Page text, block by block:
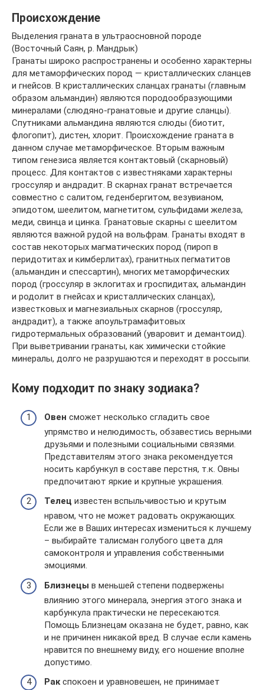
Происхождение
Выделения граната в ультраосновной породе
(Восточный Саян, р. Мандрык)
Гранаты широко распространены и особенно характерны
для метаморфических пород — кристаллических сланцев
и гнейсов. В кристаллических сланцах гранаты (главным
образом альмандин) являются породообразующими
минералами (слюдяно-гранатовые и другие сланцы).
Спутниками альмандина являются слюды (биотит,
флогопит), дистен, хлорит. Происхождение граната в
данном случае метаморфическое. Вторым важным
типом генезиса является контактовый (скарновый)
процесс. Для контактов с известняками характерны
гроссуляр и андрадит. В скарнах гранат встречается
совместно с салитом, геденбергитом, везувианом,
эпидотом, шеелитом, магнетитом, сульфидами железа,
меди, свинца и цинка. Гранатовые скарны с шеелитом
являются важной рудой на вольфрам. Гранаты входят в
состав некоторых магматических пород (пироп в
перидотитах и кимберлитах), гранитных пегматитов
(альмандин и спессартин), многих метаморфических
пород (гроссуляр в эклогитах и гроспидитах, альмандин
и родолит в гнейсах и кристаллических сланцах),
известковых и магнезиальных скарнов (гроссуляр,
андрадит), а также апоультрамафитовых
гидротермальных образований (уваровит и демантоид).
При выветривании гранаты, как химически стойкие
минералы, долго не разрушаются и переходят в россыпи.
Кому подходит по знаку зодиака?
Овен сможет несколько сгладить свое
упрямство и нелюдимость, обзавестись верными
друзьями и полезными социальными связями.
Представителям этого знака рекомендуется
носить карбункул в составе перстня, т.к. Овны
предпочитают яркие и крупные украшения.
Телец известен вспыльчивостью и крутым
нравом, что не может радовать окружающих.
Если же в Ваших интересах измениться к лучшему
– выбирайте талисман голубого цвета для
самоконтроля и управления собственными
эмоциями.
Близнецы в меньшей степени подвержены
влиянию этого минерала, энергия этого знака и
карбункула практически не пересекаются.
Помощь Близнецам оказана не будет, равно, как
и не причинен никакой вред. В случае если камень
нравится по внешнему виду, его ношение вполне
допустимо.
Ракспокоен и уравновешен, не принимает